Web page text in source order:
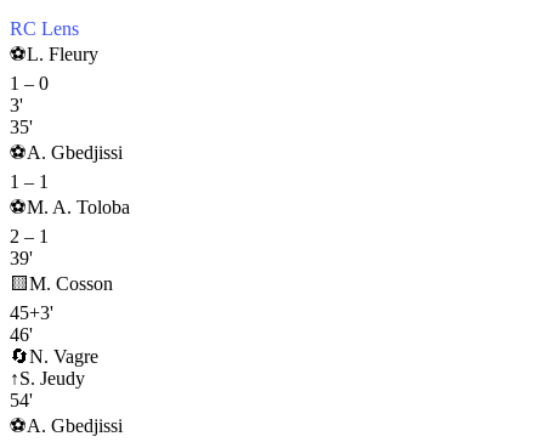
RC Lens
⚽L. Fleury
1 – 0
3'
35'
⚽A. Gbedjissi
1 – 1
⚽M. A. Toloba
2 – 1
39'
🟨M. Cosson
45+3'
46'
🔄N. Vagre
↑S. Jeudy
54'
⚽A. Gbedjissi